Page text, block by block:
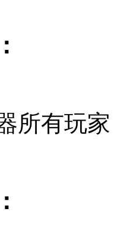
所有玩家